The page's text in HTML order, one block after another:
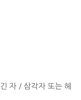
자 / 삼각자 또는 헤